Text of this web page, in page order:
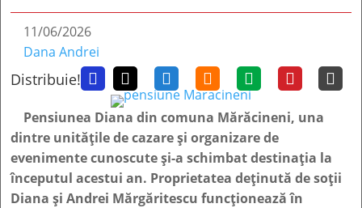
11/06/2026
Dana Andrei
Distribuie!       
Pensiunea Diana din comuna Mărăcineni, una
dintre unitățile de cazare și organizare de
evenimente cunoscute și-a schimbat destinația la
începutul acestui an. Proprietatea deținută de soții
Diana și Andrei Mărgăritescu funcționează în